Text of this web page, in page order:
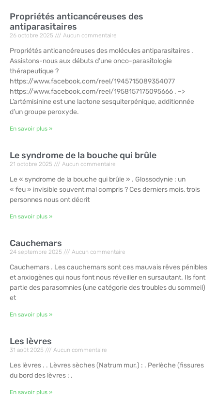
Propriétés anticancéreuses des
antiparasitaires
26 octobre 2025 Aucun commentaire
Propriétés anticancéreuses des molécules antiparasitaires .
Assistons-nous aux débuts d’une onco-parasitologie
thérapeutique ?
https://www.facebook.com/reel/1945715089354077
https://www.facebook.com/reel/1958157175095666 . –>
L’artémisinine est une lactone sesquiterpénique, additionnée
d’un groupe peroxyde.
En savoir plus »
Le syndrome de la bouche qui brûle
21 octobre 2025 Aucun commentaire
Le « syndrome de la bouche qui brûle » . Glossodynie : un
« feu » invisible souvent mal compris ? Ces derniers mois, trois
personnes nous ont décrit
En savoir plus »
Cauchemars
24 septembre 2025 Aucun commentaire
Cauchemars . Les cauchemars sont ces mauvais rêves pénibles
et anxiogènes qui nous font nous réveiller en sursautant. Ils font
partie des parasomnies (une catégorie des troubles du sommeil)
et
En savoir plus »
Les lèvres
31 août 2025 Aucun commentaire
Les lèvres . . Lèvres sèches (Natrum mur.) : . Perlèche (fissures
du bord des lèvres : .
En savoir plus »